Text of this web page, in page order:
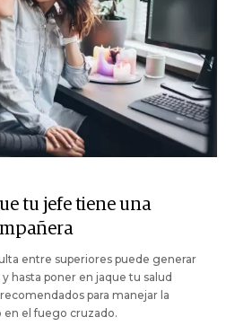
tu jefe tiene una
entre superiores puede generar
hasta poner en jaque tu salud
para manejar la
en el fuego cruzado.